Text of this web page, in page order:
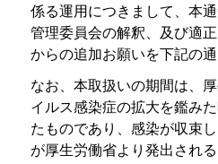
係る運用につきまして、本
管理委員会の解釈、及び適
からの追加お願いを下記の通
なお、本取扱いの期間は、
イルス感染症の拡大を鑑み
たものであり、感染が収束
が厚生労働省より発出される